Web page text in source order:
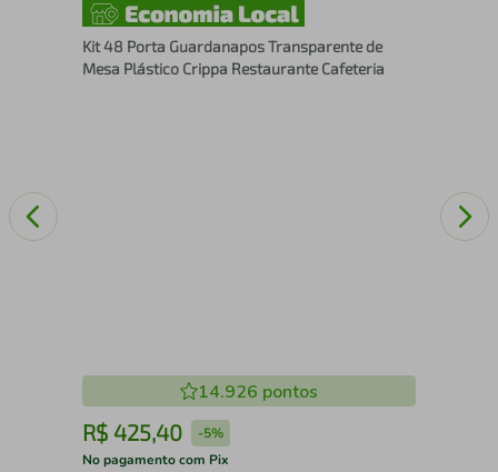
Kit 48 Porta Guardanapos Transparente de
Mesa Plástico Crippa Restaurante Cafeteria
14.926 pontos
R$ 425,40 -5%
No pagamento com Pix